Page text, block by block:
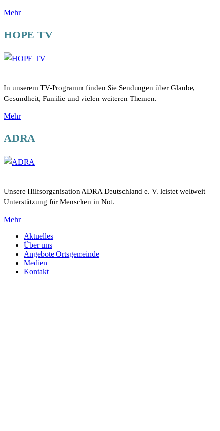
Mehr
HOPE TV
In unserem TV-Programm finden Sie Sendungen über Glaube,
Gesundheit, Familie und vielen weiteren Themen.
Mehr
ADRA
Unsere Hilfsorganisation ADRA Deutschland e. V. leistet weltweit
Unterstützung für Menschen in Not.
Mehr
Aktuelles
Über uns
Angebote Ortsgemeinde
Medien
Kontakt